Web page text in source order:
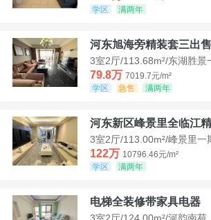
学区
满两年
河东旭海旁精装套三出售
3室2厅/113.68m²/东湖胜景
79.8万 7019.7元/m²
学区
急售 满两年
河东新区峰景里全临江
3室2厅/113.00m²/峰景里一
122万 10796.46元/m²
学区
满两年
电梯全装修带家具电器